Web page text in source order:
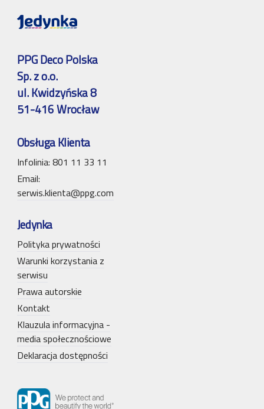
PPG Deco Polska
Sp. z o.o.
ul. Kwidzyńska 8
51-416 Wrocław
Obsługa Klienta
Infolinia: 801 11 33 11
Email:
serwis.klienta@ppg.com
Jedynka
Polityka prywatności
Warunki korzystania z
serwisu
Prawa autorskie
Kontakt
Klauzula informacyjna -
media społecznościowe
Deklaracja dostępności